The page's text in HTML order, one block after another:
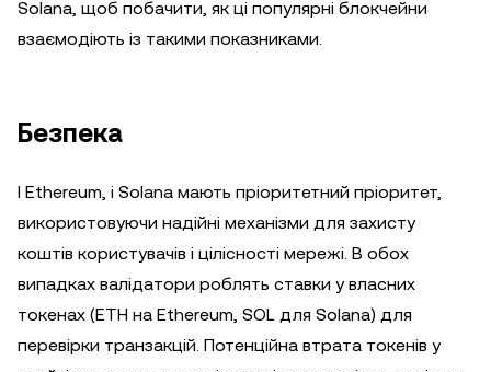
Solana, щоб побачити, як ці популярні блокчейни
взаємодіють із такими показниками.
Безпека
І Ethereum, і Solana мають пріоритетний пріоритет,
використовуючи надійні механізми для захисту
коштів користувачів і цілісності мережі. В обох
випадках валідатори роблять ставки у власних
токенах (ETH на Ethereum, SOL для Solana) для
перевірки транзакцій. Потенційна втрата токенів у